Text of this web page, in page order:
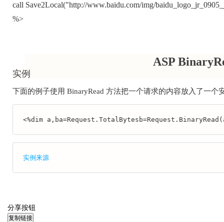
call Save2Local("http://www.baidu.com/img/baidu _logo_jr_09
%>
ASP
实例
下面的例子使用 BinaryRead 方法把一个请求的内容放入了一个
<%dim
实例来源
分享按钮